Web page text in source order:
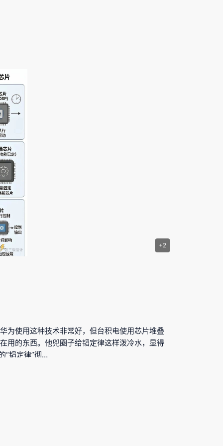
+2
为使用这种技术非常好，但台积电使用芯片堆叠
用的东西。他兜圈子给韬定律这样泼冷水，显得
“韬定律”彻…